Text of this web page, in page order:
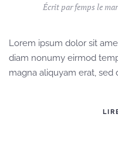
Écrit parfempsle
Lorem ipsum dolor sit
diam nonumy eirmod
magna aliquyam erat, sed